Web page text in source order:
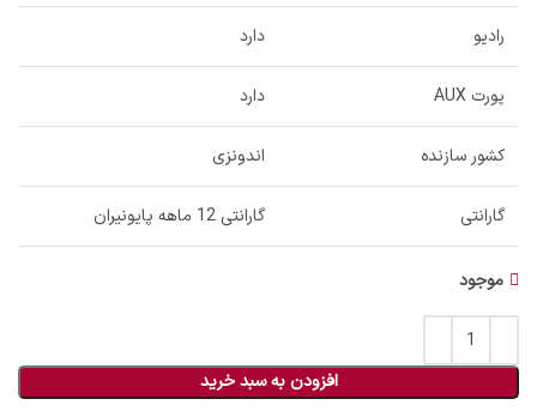
رادیو دارد
پورت AUX دارد
کشور سازنده اندونزی
گارانتی گارانتی 12 ماهه پایونیران
موجود
افزودن به سبد خرید